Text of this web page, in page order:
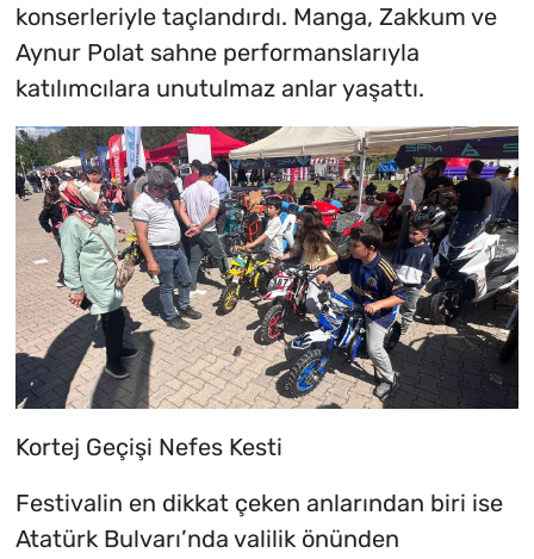
konserleriyle taçlandırdı. Manga, Zakkum ve
Aynur Polat sahne performanslarıyla
katılımcılara unutulmaz anlar yaşattı.
Kortej Geçişi Nefes Kesti
Festivalin en dikkat çeken anlarından biri ise
Atatürk Bulvarı’nda valilik önünden